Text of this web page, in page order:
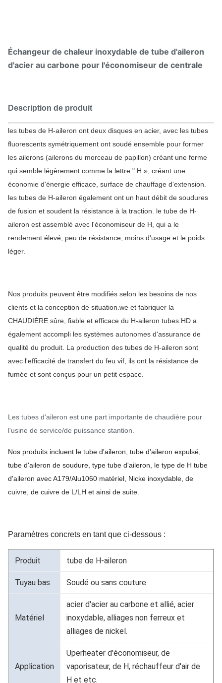
Échangeur de chaleur inoxydable de tube d'aileron
d'acier au carbone pour l'économiseur de centrale
Description de produit
les tubes de H-aileron ont deux disques en acier, avec les tubes
fluorescents symétriquement ont soudé ensemble pour former
les ailerons (ailerons du morceau de papillon) créant une forme
qui semble légèrement comme la lettre " H », créant une
économie d'énergie efficace, surface de chauffage d'extension.
les tubes de H-aileron également ont un haut débit de soudures
de fusion et soudent la résistance à la traction. le tube de H-
aileron est assemblé avec l'économiseur de H, qui a le
rendement élevé, peu de résistance, moins d'usage et le poids
léger.
Nos produits peuvent être modifiés selon les besoins de nos
clients et la conception de situation.we et fabriquer la
CHAUDIÈRE sûre, fiable et efficace du H-aileron tubes.HD a
également accompli les systèmes autonomes d'assurance de
qualité du produit. La production des tubes de H-aileron sont
avec l'efficacité de transfert du feu vif, ils ont la résistance de
fumée et sont conçus pour un petit espace.
Les tubes d'aileron est une part importante de chaudière pour
l'usine de service/de puissance stantion.
Nos produits incluent le tube d'aileron, tube d'aileron expulsé,
tube d'aileron de soudure, type tube d'aileron, le type de H tube
d'aileron avec A179/Alu1060 matériel, Nicke inoxydable, de
cuivre, de cuivre de L/LH et ainsi de suite.
Paramètres concrets en tant que ci-dessous :
Produit tube de H-aileron
Tuyau bas Soudé ou sans couture
Matériel
acier d'acier au carbone et allié, acier
inoxydable, alliages non ferreux et
alliages de nickel.
Application
Uperheater d'économiseur, de
vaporisateur, de H, réchauffeur d'air de
H et etc.